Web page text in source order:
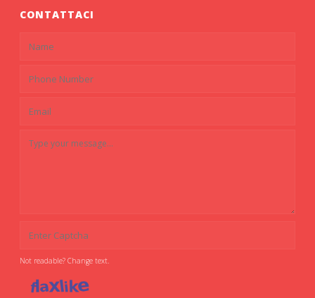
CONTATTACI
Not readable? Change text.